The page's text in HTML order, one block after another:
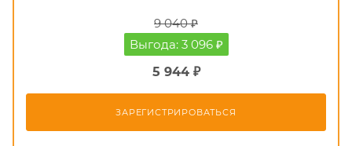
9 040 ₽
Выгода: 3 096 ₽
5 944 ₽
ЗАРЕГИСТРИРОВАТЬСЯ